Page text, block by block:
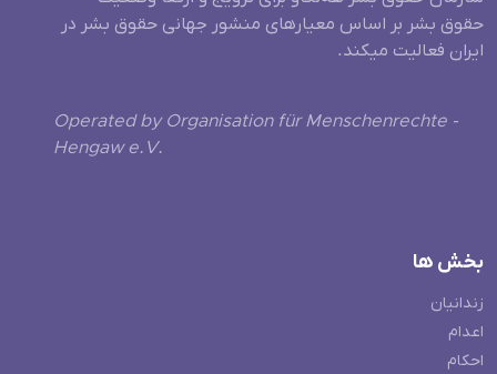
حقوق بشر بر اساس معیارهای منشور جهانی حقوق بشر در
ایران فعالیت میکند.
Operated by Organisation für Menschenrechte -
Hengaw e.V.
بخش ها
زندانیان
اعدام
احکام